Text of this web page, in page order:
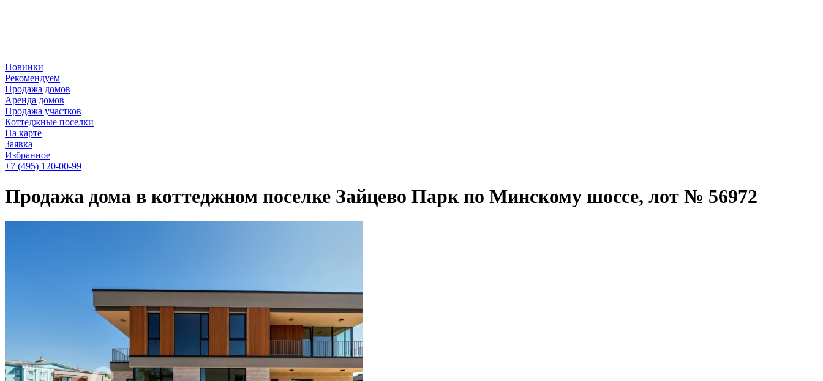
Новинки
Рекомендуем
Продажа домов
Аренда домов
Продажа участков
Коттеджные поселки
На карте
Заявка
Избранное
+7 (495) 120-00-99
Продажа дома в коттеджном поселке Зайцево Парк по Минскому шоссе, лот № 56972